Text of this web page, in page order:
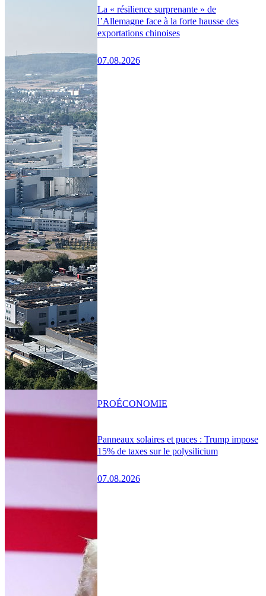
La « résilience surprenante » de
l’Allemagne face à la forte hausse des
exportations chinoises
07.08.2026
Panneaux solaires et puces : Trump impose
15% de taxes sur le polysilicium
07.08.2026
PROÉCONOMIE